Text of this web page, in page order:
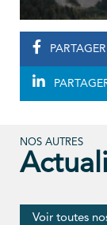
PARTAGER
NOS AUTRES
Voir toutes